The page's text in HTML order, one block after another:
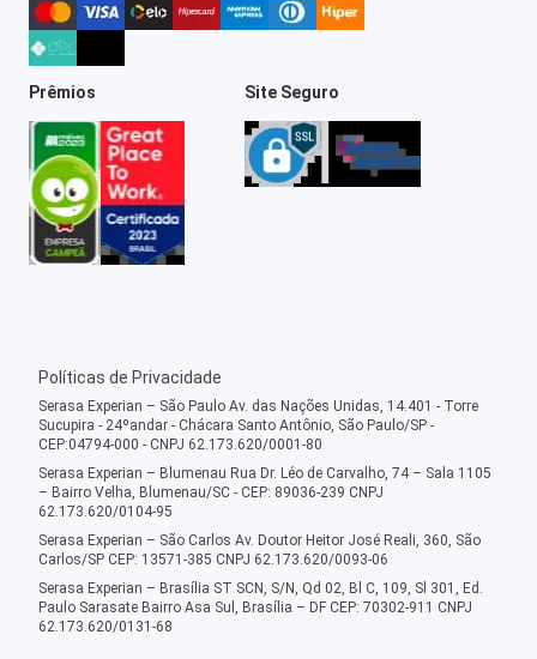
Prêmios Site Seguro
Políticas de Privacidade
Serasa Experian – São Paulo Av. das Nações Unidas, 14.401 - Torre
Sucupira - 24ºandar - Chácara Santo Antônio, São Paulo/SP -
CEP:04794-000 - CNPJ 62.173.620/0001-80
Serasa Experian – Blumenau Rua Dr. Léo de Carvalho, 74 – Sala 1105
– Bairro Velha, Blumenau/SC - CEP: 89036-239 CNPJ
62.173.620/0104-95
Serasa Experian – São Carlos Av. Doutor Heitor José Reali, 360, São
Carlos/SP CEP: 13571-385 CNPJ 62.173.620/0093-06
Serasa Experian – Brasília ST SCN, S/N, Qd 02, Bl C, 109, Sl 301, Ed.
Paulo Sarasate Bairro Asa Sul, Brasília – DF CEP: 70302-911 CNPJ
62.173.620/0131-68